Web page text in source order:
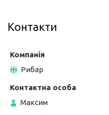
Контакти
Рибар
Максим